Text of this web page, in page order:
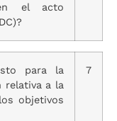
el acto
para la
relativa a la
objetivos
7